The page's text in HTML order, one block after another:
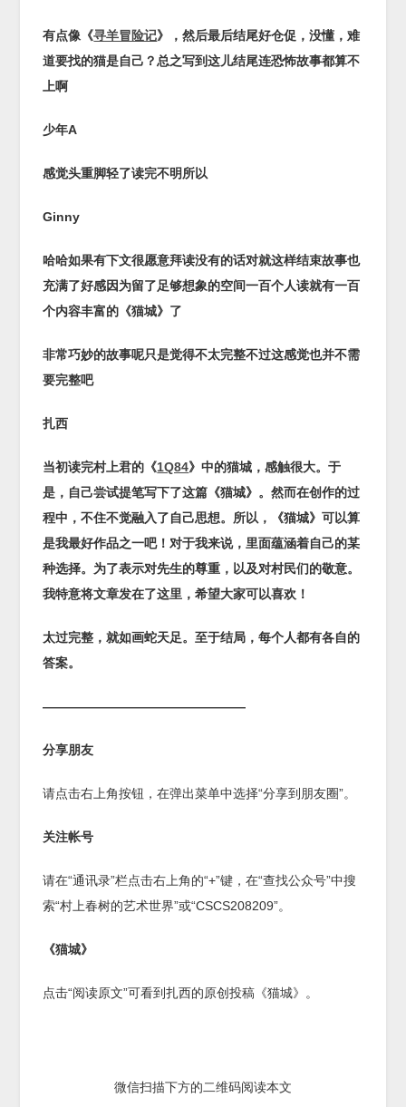
有点像《寻羊冒险记》，然后最后结尾好仓促，没懂，难
道要找的猫是自己？总之写到这儿结尾连恐怖故事都算不
上啊
少年A
感觉头重脚轻了读完不明所以
Ginny
哈哈如果有下文很愿意拜读没有的话对就这样结束故事也
充满了好感因为留了足够想象的空间一百个人读就有一百
个内容丰富的《猫城》了
非常巧妙的故事呢只是觉得不太完整不过这感觉也并不需
要完整吧
扎西
当初读完村上君的《1Q84》中的猫城，感触很大。于
是，自己尝试提笔写下了这篇《猫城》。然而在创作的过
程中，不住不觉融入了自己思想。所以，《猫城》可以算
是我最好作品之一吧！对于我来说，里面蕴涵着自己的某
种选择。 为了表示对先生的尊重，以及对村民们的敬意。
我特意将文章发在了这里，希望大家可以喜欢！
太过完整，就如画蛇天足。至于结局，每个人都有各自的
答案。
————————————————
分享朋友
请点击右上角按钮，在弹出菜单中选择“分享到朋友圈”。
关注帐号
请在“通讯录”栏点击右上角的“+”键，在“查找公众号”中搜
索“村上春树的艺术世界”或“CSCS208209”。
《猫城》
点击“阅读原文”可看到扎西的原创投稿《猫城》。
微信扫描下方的二维码阅读本文